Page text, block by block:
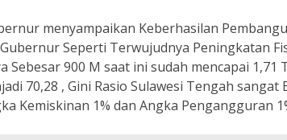
menyampaikan Keberhasilan
Seperti Terwujudnya Peningkatan
Sebesar 900 M saat ini sudah mencapai 1,71
70,28 , Gini Rasio Sulawesi Tengah sangat
Kemiskinan 1% dan Angka Pengangguran